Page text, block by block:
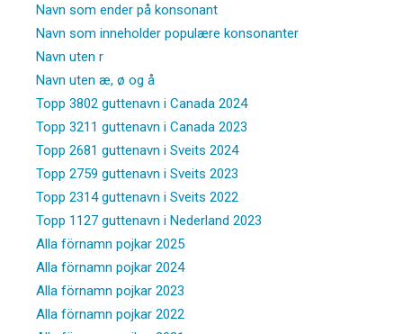
Navn som ender på konsonant
Navn som inneholder populære konsonanter
Navn uten r
Navn uten æ, ø og å
Topp 3802 guttenavn i Canada 2024
Topp 3211 guttenavn i Canada 2023
Topp 2681 guttenavn i Sveits 2024
Topp 2759 guttenavn i Sveits 2023
Topp 2314 guttenavn i Sveits 2022
Topp 1127 guttenavn i Nederland 2023
Alla förnamn pojkar 2025
Alla förnamn pojkar 2024
Alla förnamn pojkar 2023
Alla förnamn pojkar 2022